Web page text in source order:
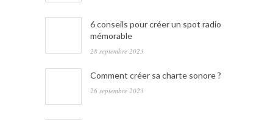
6 conseils pour créer un spot radio
mémorable
28 septembre 2023
Comment créer sa charte sonore ?
26 septembre 2023